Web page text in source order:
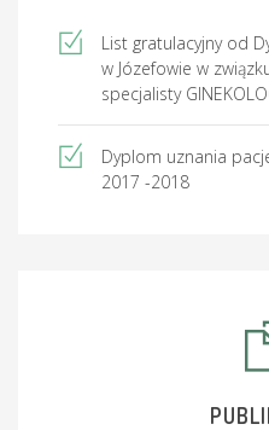
List gratulacyjny od
w Józefowie w
specjalisty
Dyplom uznania
2017 -2018